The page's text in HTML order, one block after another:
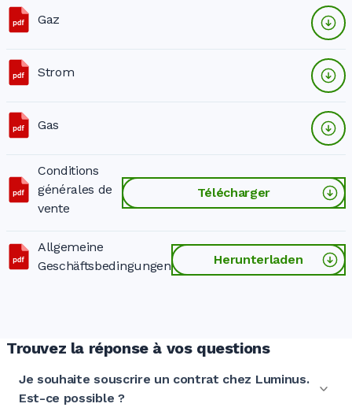
Gaz
Strom
Gas
Conditions
générales de
vente
Télécharger
Allgemeine
Geschäftsbedingungen
Herunterladen
Trouvez la réponse à vos questions
Je souhaite souscrire un contrat chez Luminus.
Est-ce possible ?